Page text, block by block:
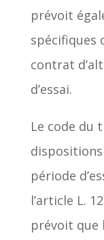
prévoit
spécifiques
contrat
d’essai.
Le code du
période
l’article L.
prévoit que